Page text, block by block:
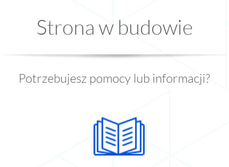
Strona w budowie
Potrzebujesz pomocy lub informacji?